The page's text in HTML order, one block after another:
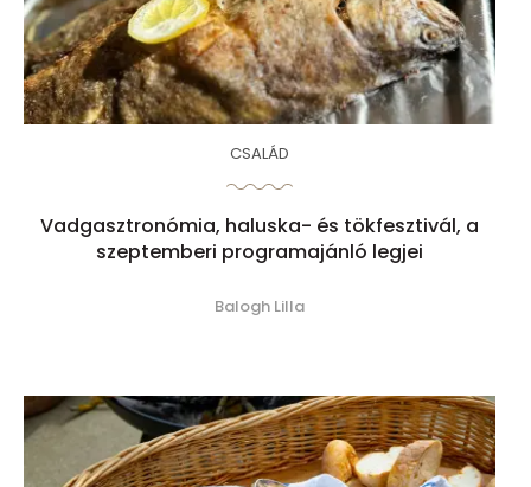
CSALÁD
Vadgasztronómia, haluska- és tökfesztivál, a
szeptemberi programajánló legjei
Balogh Lilla